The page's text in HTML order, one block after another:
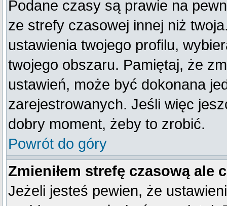
Podane czasy są prawie na
ze strefy czasowej innej niż
ustawienia twojego profilu,
twojego obszaru. Pamiętaj, że
ustawień, może być dokonana
zarejestrowanych. Jeśli więc
dobry moment, żeby to zrobić.
Powrót do góry
Zmieniłem strefę czasową ale
Jeżeli jesteś pewien, że